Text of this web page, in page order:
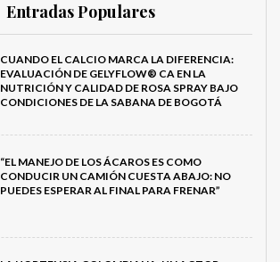
Entradas Populares
CUANDO EL CALCIO MARCA LA DIFERENCIA:
EVALUACIÓN DE GELYFLOW® CA EN LA
NUTRICIÓN Y CALIDAD DE ROSA SPRAY BAJO
CONDICIONES DE LA SABANA DE BOGOTÁ
“EL MANEJO DE LOS ÁCAROS ES COMO
CONDUCIR UN CAMIÓN CUESTA ABAJO: NO
PUEDES ESPERAR AL FINAL PARA FRENAR”